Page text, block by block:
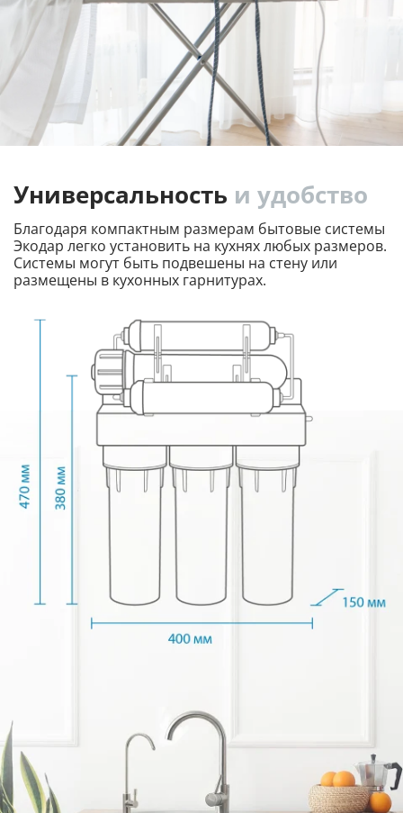
Универсальность и удобство
Благодаря компактным размерам бытовые системы
Экодар легко установить на кухнях любых размеров.
Системы могут быть подвешены на стену или
размещены в кухонных гарнитурах.